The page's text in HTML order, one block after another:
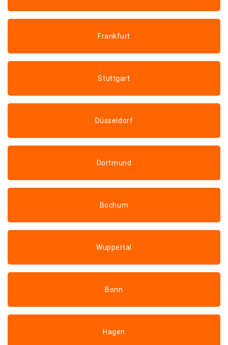
Frankfurt
Stuttgart
Düsseldorf
Dortmund
Bochum
Wuppertal
Bonn
Hagen